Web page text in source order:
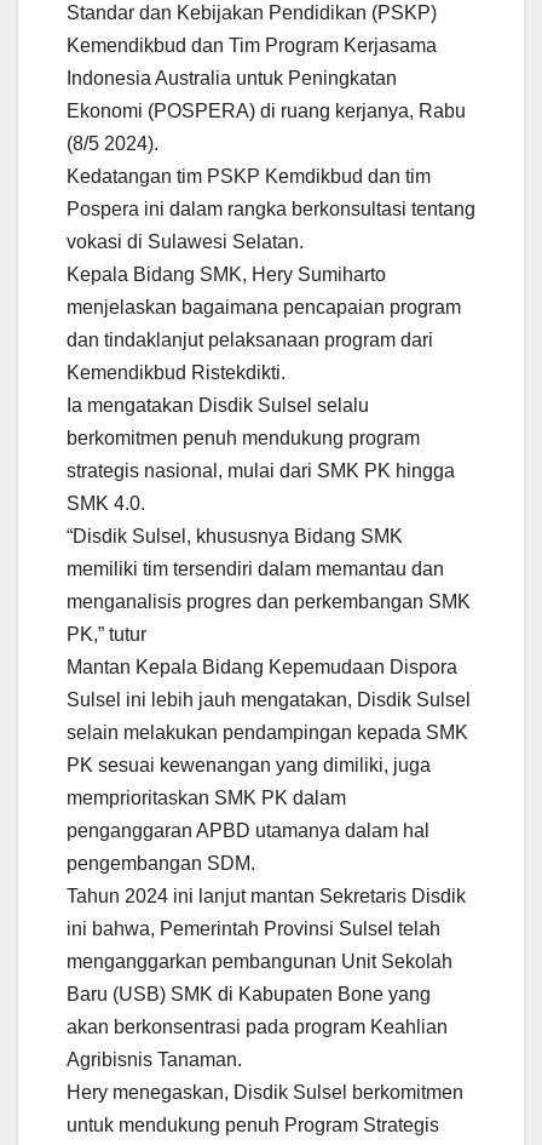
Standar dan Kebijakan Pendidikan (PSKP)
Kemendikbud dan Tim Program Kerjasama
Indonesia Australia untuk Peningkatan
Ekonomi (POSPERA) di ruang kerjanya, Rabu
(8/5 2024).
Kedatangan tim PSKP Kemdikbud dan tim
Pospera ini dalam rangka berkonsultasi tentang
vokasi di Sulawesi Selatan.
Kepala Bidang SMK, Hery Sumiharto
menjelaskan bagaimana pencapaian program
dan tindaklanjut pelaksanaan program dari
Kemendikbud Ristekdikti.
Ia mengatakan Disdik Sulsel selalu
berkomitmen penuh mendukung program
strategis nasional, mulai dari SMK PK hingga
SMK 4.0.
“Disdik Sulsel, khususnya Bidang SMK
memiliki tim tersendiri dalam memantau dan
menganalisis progres dan perkembangan SMK
PK,” tutur
Mantan Kepala Bidang Kepemudaan Dispora
Sulsel ini lebih jauh mengatakan, Disdik Sulsel
selain melakukan pendampingan kepada SMK
PK sesuai kewenangan yang dimiliki, juga
memprioritaskan SMK PK dalam
penganggaran APBD utamanya dalam hal
pengembangan SDM.
Tahun 2024 ini lanjut mantan Sekretaris Disdik
ini bahwa, Pemerintah Provinsi Sulsel telah
menganggarkan pembangunan Unit Sekolah
Baru (USB) SMK di Kabupaten Bone yang
akan berkonsentrasi pada program Keahlian
Agribisnis Tanaman.
Hery menegaskan, Disdik Sulsel berkomitmen
untuk mendukung penuh Program Strategis